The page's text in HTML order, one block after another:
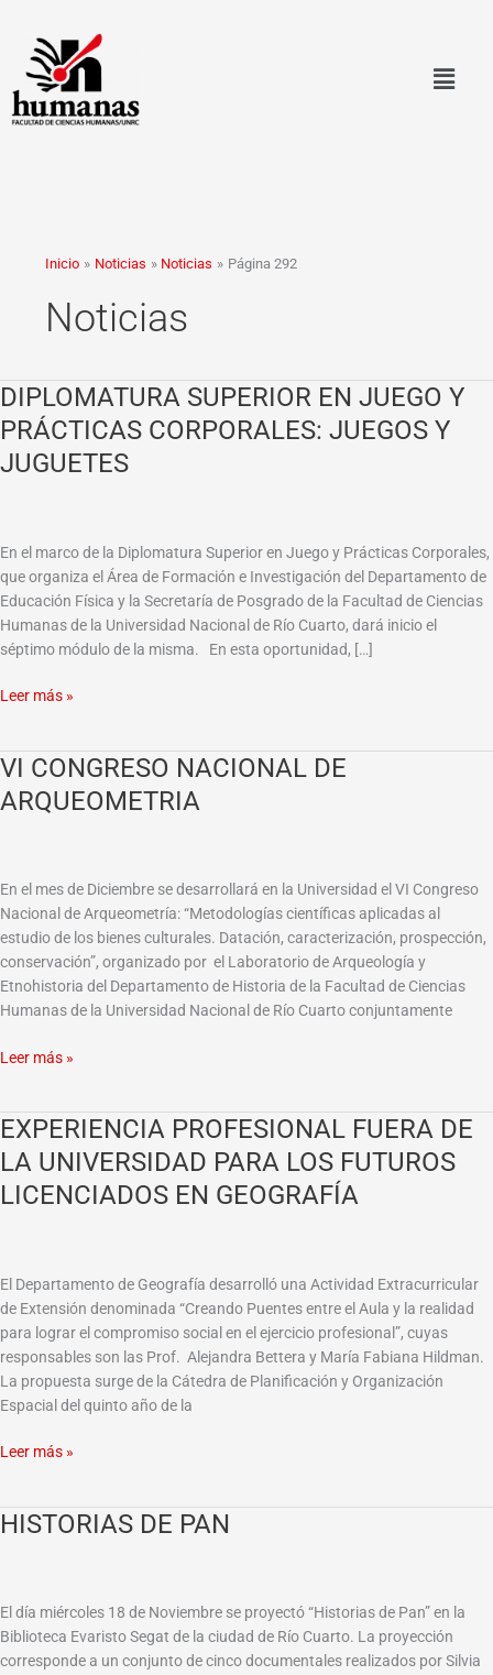
contenido
Inicio Noticias Noticias Página 292
Noticias
DIPLOMATURA SUPERIOR EN JUEGO Y
PRÁCTICAS CORPORALES: JUEGOS Y
JUGUETES
En el marco de la Diplomatura Superior en Juego y Prácticas Corporales,
que organiza el Área de Formación e Investigación del Departamento de
Educación Física y la Secretaría de Posgrado de la Facultad de Ciencias
Humanas de la Universidad Nacional de Río Cuarto, dará inicio el
séptimo módulo de la misma. En esta oportunidad, […]
DIPLOMATURA
SUPERIOR
EN
JUEGO
JUEGOS
Y
JUGUETES
Leer más »
VI CONGRESO NACIONAL DE
ARQUEOMETRIA
En el mes de Diciembre se desarrollará en la Universidad el VI Congreso
Nacional de Arqueometría: “Metodologías científicas aplicadas al
estudio de los bienes culturales. Datación, caracterización, prospección,
conservación”, organizado por el Laboratorio de Arqueología y
Etnohistoria del Departamento de Historia de la Facultad de Ciencias
Humanas de la Universidad Nacional de Río Cuarto conjuntamente
VI
NACIONAL
Leer más »
EXPERIENCIA PROFESIONAL FUERA DE
LA UNIVERSIDAD PARA LOS FUTUROS
LICENCIADOS EN GEOGRAFÍA
El Departamento de Geografía desarrolló una Actividad Extracurricular
de Extensión denominada “Creando Puentes entre el Aula y la realidad
para lograr el compromiso social en el ejercicio profesional”, cuyas
responsables son las Prof. Alejandra Bettera y María Fabiana Hildman.
La propuesta surge de la Cátedra de Planificación y Organización
Espacial del quinto año de la
EXPERIENCIA
FUERA
LOS
FUTUROS
LICENCIADOS
EN
GEOGRAFÍA
Leer más »
HISTORIAS DE PAN
El día miércoles 18 de Noviembre se proyectó “Historias de Pan” en la
Biblioteca Evaristo Segat de la ciudad de Río Cuarto. La proyección
corresponde a un conjunto de cinco documentales realizados por Silvia
HISTORIAS